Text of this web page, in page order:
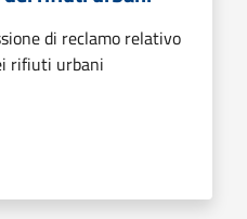
di reclamo relativo
rifiuti urbani